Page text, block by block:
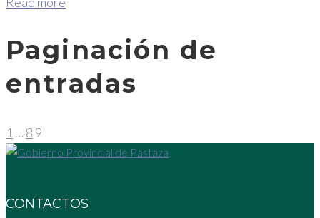
Paginación de
entradas
1 … 8 9
CONTACTOS